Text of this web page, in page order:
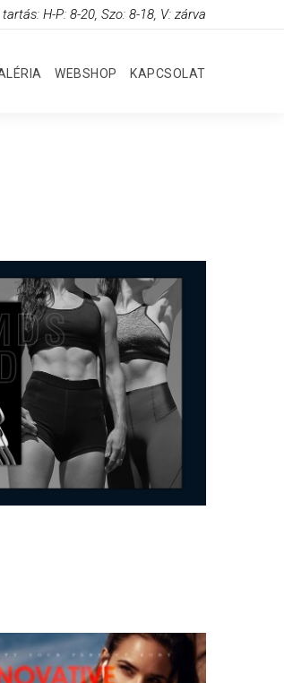
H-P: 8-20, Szo: 8-18, V: zárva
WEBSHOP KAPCSOLAT